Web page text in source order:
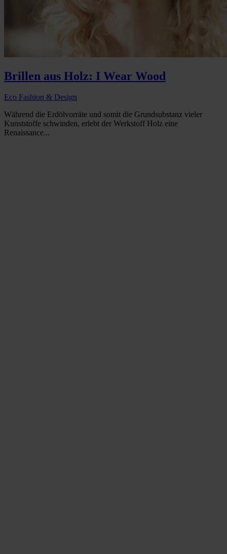
Brillen aus Holz: I Wear Wood
Eco Fashion & Design
Während die Erdölvorräte und somit die Grundsubstanz vieler
Kunststoffe schwinden, erlebt der Werkstoff Holz eine
Renaissance...